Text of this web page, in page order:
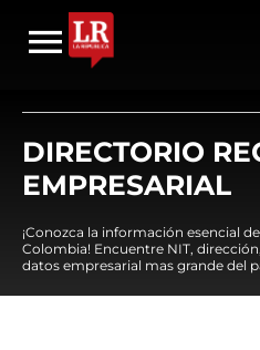
DIRECTORIO
EMPRESARIAL
¡Conozca la información esencial
Colombia! Encuentre NIT,
datos empresarial mas grande del